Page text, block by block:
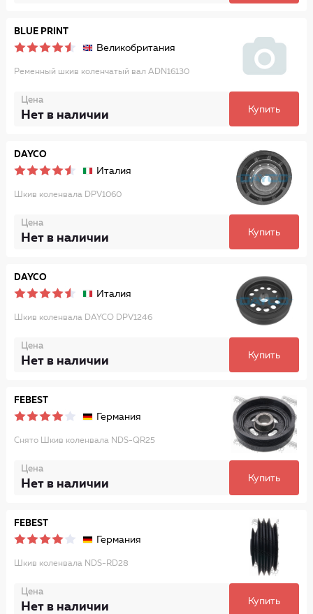
BLUE PRINT
Великобритания
Ременный шкив коленчатый вал ADN16130
Цена
Нет в наличии Купить
DAYCO
Италия
Шкив коленвала DPV1060
Цена
Нет в наличии Купить
DAYCO
Италия
Шкив коленвала DAYCO DPV1246
Цена
Нет в наличии Купить
FEBEST
Германия
Снято Шкив коленвала NDS-QR25
Цена
Нет в наличии Купить
FEBEST
Германия
Шкив коленвала NDS-RD28
Цена
Нет в наличии Купить